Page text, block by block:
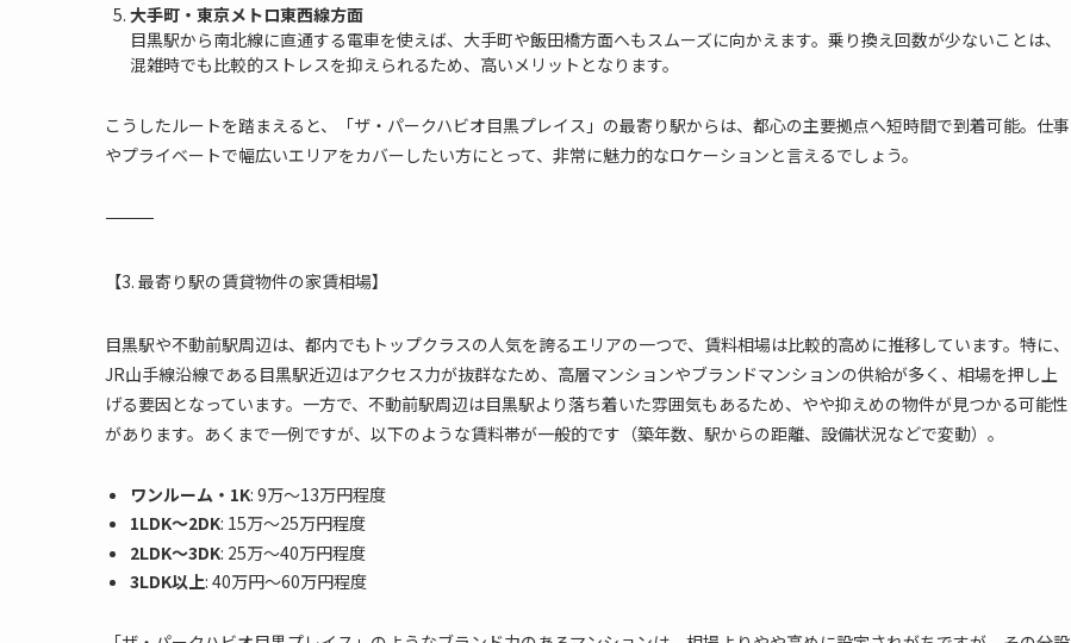
大手町・東京メトロ東西線方面
目黒駅から南北線に直通する電車を使えば、大手町や飯田橋方面へもスムーズに向かえます。乗り換え回数が少ないことは、
混雑時でも比較的ストレスを抑えられるため、高いメリットとなります。
こうしたルートを踏まえると、「ザ・パークハビオ目黒プレイス」の最寄り駅からは、都心の主要拠点へ短時間で到着可能。仕事
やプライベートで幅広いエリアをカバーしたい方にとって、非常に魅力的なロケーションと言えるでしょう。
―――――――――――――――――――――――――――――――――――――
【3. 最寄り駅の賃貸物件の家賃相場】
目黒駅や不動前駅周辺は、都内でもトップクラスの人気を誇るエリアの一つで、賃料相場は比較的高めに推移しています。特に、
JR山手線沿線である目黒駅近辺はアクセス力が抜群なため、高層マンションやブランドマンションの供給が多く、相場を押し上
げる要因となっています。一方で、不動前駅周辺は目黒駅より落ち着いた雰囲気もあるため、やや抑えめの物件が見つかる可能性
があります。あくまで一例ですが、以下のような賃料帯が一般的です（築年数、駅からの距離、設備状況などで変動）。
ワンルーム・1K: 9万～13万円程度
1LDK～2DK: 15万～25万円程度
2LDK～3DK: 25万～40万円程度
3LDK以上: 40万円～60万円程度